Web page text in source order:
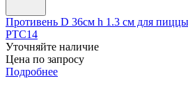
Противень D 36см h 1.3 см для
PTC14
Уточняйте наличие
Цена по запросу
Подробнее